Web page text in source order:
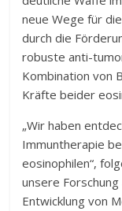
neue Wege für
durch die
robuste anti-
Kombination von
Kräfte beider
„Wir haben
Immuntherapie
eosinophilen“,
unsere
Entwicklung von